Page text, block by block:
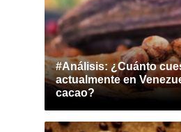
#Análisis: ¿Cuánto
actualmente en
cacao?